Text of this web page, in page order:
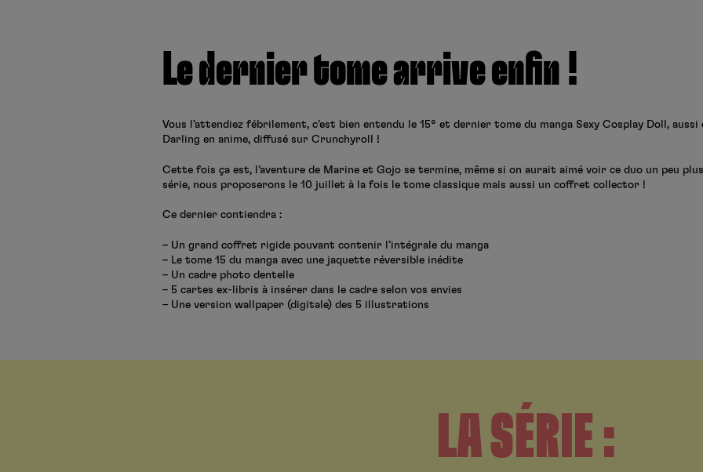
Le dernier tome arrive enfin !
Vous l’attendiez fébrilement, c’est bien entendu le 15° et dernier tome du manga Sexy Cosplay Doll,
Darling en anime, diffusé sur Crunchyroll !
Cette fois ça est, l’aventure de Marine et Gojo se termine, même si on aurait aimé voir ce duo un peu
série, nous proposerons le 10 juillet à la fois le tome classique mais aussi un coffret collector !
Ce dernier contiendra :
– Un grand coffret rigide pouvant contenir l’intégrale du manga
– Le tome 15 du manga avec une jaquette réversible inédite
– Un cadre photo dentelle
– 5 cartes ex-libris à insérer dans le cadre selon vos envies
– Une version wallpaper (digitale) des 5 illustrations
LA SÉRIE :